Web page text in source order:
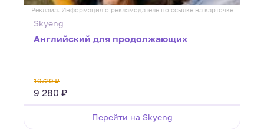
Реклама. Информация о рекламодателе по ссылке на карточке
Skyeng
Английский для продолжающих
10720 ₽
9 280 ₽
Перейти на Skyeng